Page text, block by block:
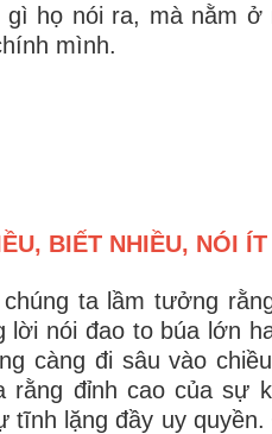
họ nói ra, mà nằm
mình.
BIẾT NHIỀU, NÓI ÍT
ta lầm tưởng
nói đao to búa lớn
càng đi sâu vào
đỉnh cao của sự
lặng đầy uy